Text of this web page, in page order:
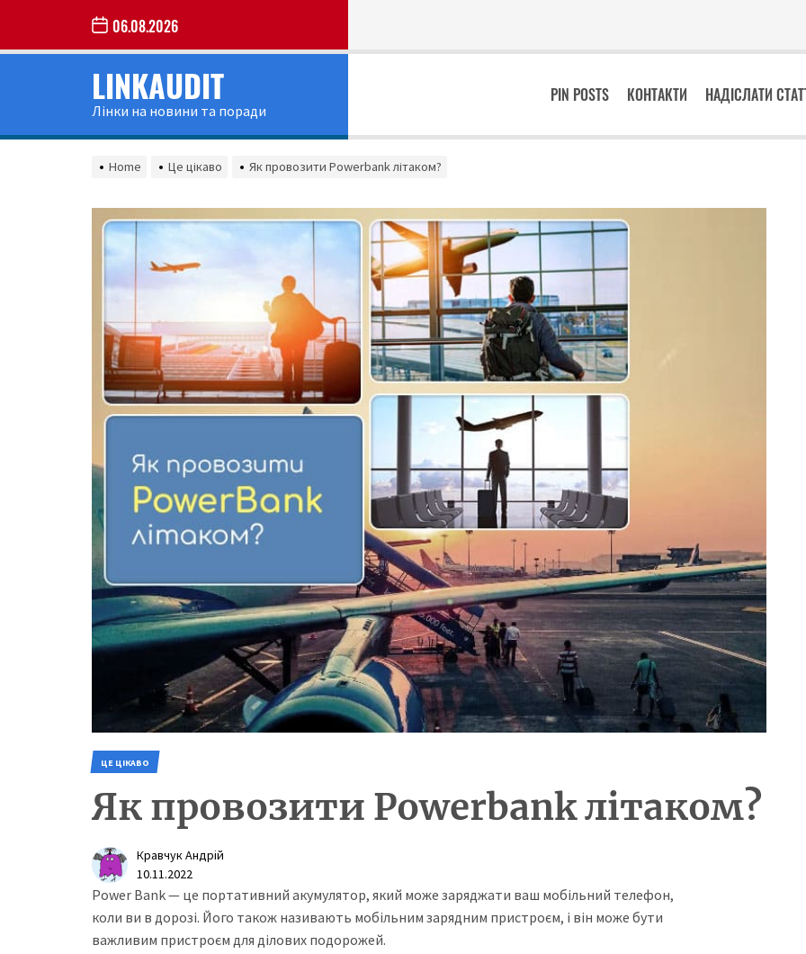
the
06.08.2026
LINKAUDIT
Лінки на новини та поради
PIN POSTS КОНТАКТИ НАДІСЛАТИ
Home Це цікаво Як провозити Powerbank літаком?
ЦЕ ЦІКАВО
Як провозити Powerbank літаком?
Кравчук Андрій
10.11.2022
Power Bank — це портативний акумулятор, який може заряджати ваш мобільний телефон,
коли ви в дорозі. Його також називають мобільним зарядним пристроєм, і він може бути
важливим пристроєм для ділових подорожей.